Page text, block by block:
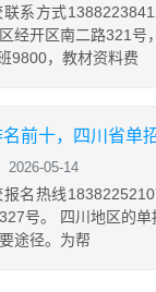
系方式
经开区南二路321号
9800，教材资料费
2026-05-14
名热线
号。 四川地区的
途径。为帮